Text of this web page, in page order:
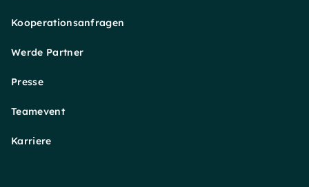
Kooperationsanfragen
Werde Partner
Presse
Teamevent
Karriere